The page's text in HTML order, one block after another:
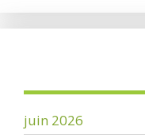
juin 2026